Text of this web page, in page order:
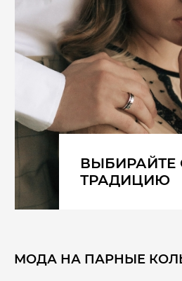
ТРАДИЦИЮ
МОДА НА ПАРНЫЕ